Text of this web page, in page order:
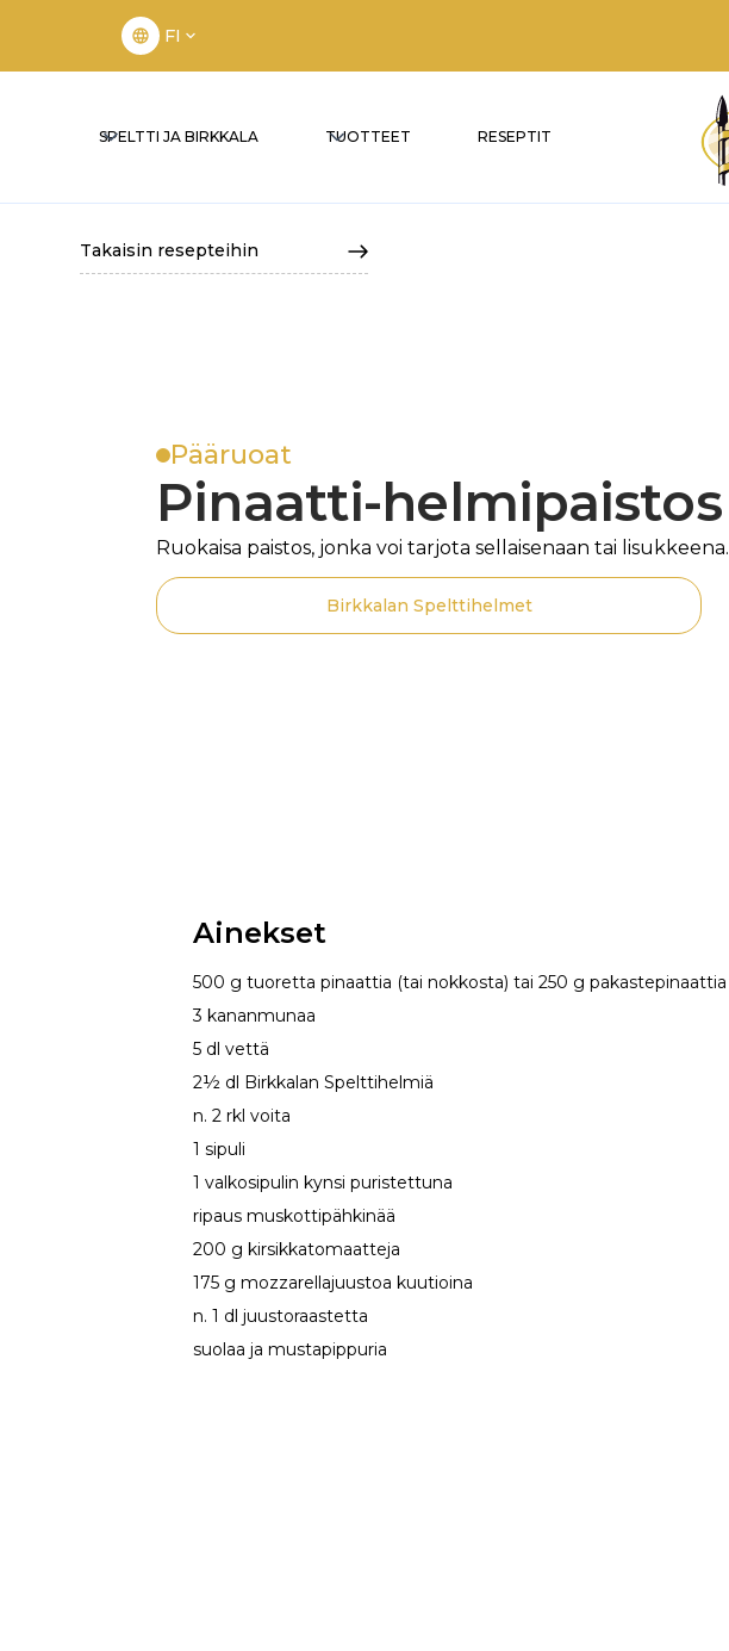
FI
SPELTTI JA BIRKKALA TUOTTEET RESEPTIT
Takaisin resepteihin
Pääruoat
Pinaatti-helmipaistos
Ruokaisa paistos, jonka voi tarjota sellaisenaan tai lisukkeena.
Birkkalan Spelttihelmet
Ainekset
500 g tuoretta pinaattia (tai nokkosta) tai 250 g pakastepinaattia
3 kananmunaa
5 dl vettä
2½ dl Birkkalan Spelttihelmiä
n. 2 rkl voita
1 sipuli
1 valkosipulin kynsi puristettuna
ripaus muskottipähkinää
200 g kirsikkatomaatteja
175 g mozzarellajuustoa kuutioina
n. 1 dl juustoraastetta
suolaa ja mustapippuria